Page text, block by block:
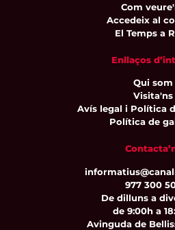
Com
Accedeix al
El Temps a
Enllaços
Qui som
Visita'ns
Avís legal i Política
Política de
977 300
De dilluns a
de 9:00h a
Avinguda de